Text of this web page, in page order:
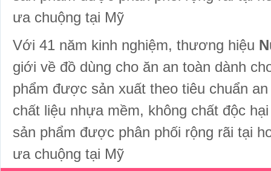
ưa chuộng tại Mỹ
Với 41 năm kinh nghiệm, thương hiệu
giới về đồ dùng cho ăn an toàn dành
phẩm được sản xuất theo tiêu chuẩn
chất liệu nhựa mềm, không chất độc
sản phẩm được phân phối rộng rãi tại
ưa chuộng tại Mỹ